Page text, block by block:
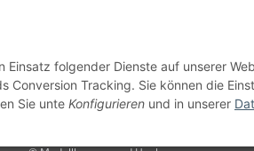
folgender Dienste auf unserer
Conversion Tracking. Sie können die
Sie unte Konfigurieren und in unserer